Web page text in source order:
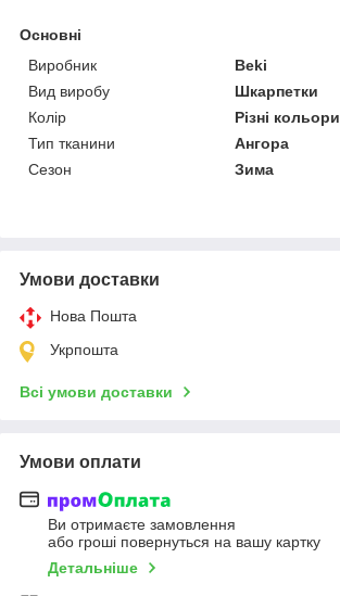
Основні
Виробник
Beki
Вид виробу
Шкарпетки
Колір
Різні кольори
Тип тканини
Ангора
Сезон
Зима
Умови доставки
Нова Пошта
Укрпошта
Всі умови доставки
Умови оплати
Ви отримаєте замовлення
або гроші повернуться на вашу картку
Детальніше